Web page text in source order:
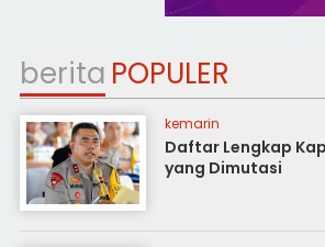
berita POPULER
kemarin
Daftar Lengkap
yang Dimutasi